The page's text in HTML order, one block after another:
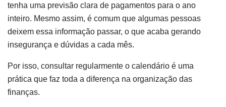
tenha uma previsão clara de pagamentos para o ano
inteiro. Mesmo assim, é comum que algumas pessoas
deixem essa informação passar, o que acaba gerando
insegurança e dúvidas a cada mês.
Por isso, consultar regularmente o calendário é uma
prática que faz toda a diferença na organização das
finanças.